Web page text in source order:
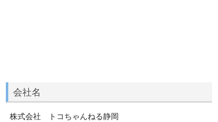
会社名
株式会社 トコちゃんねる静岡